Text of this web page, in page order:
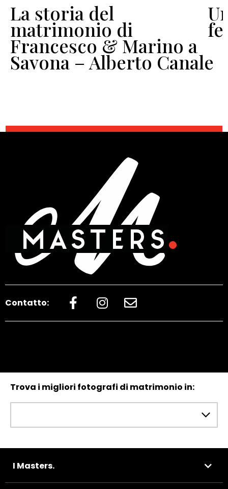
La storia del
matrimonio di
Francesco & Marino a
Savona – Alberto Canale
Contatto:
Trova i migliori fotografi di matrimonio in:
I Masters.